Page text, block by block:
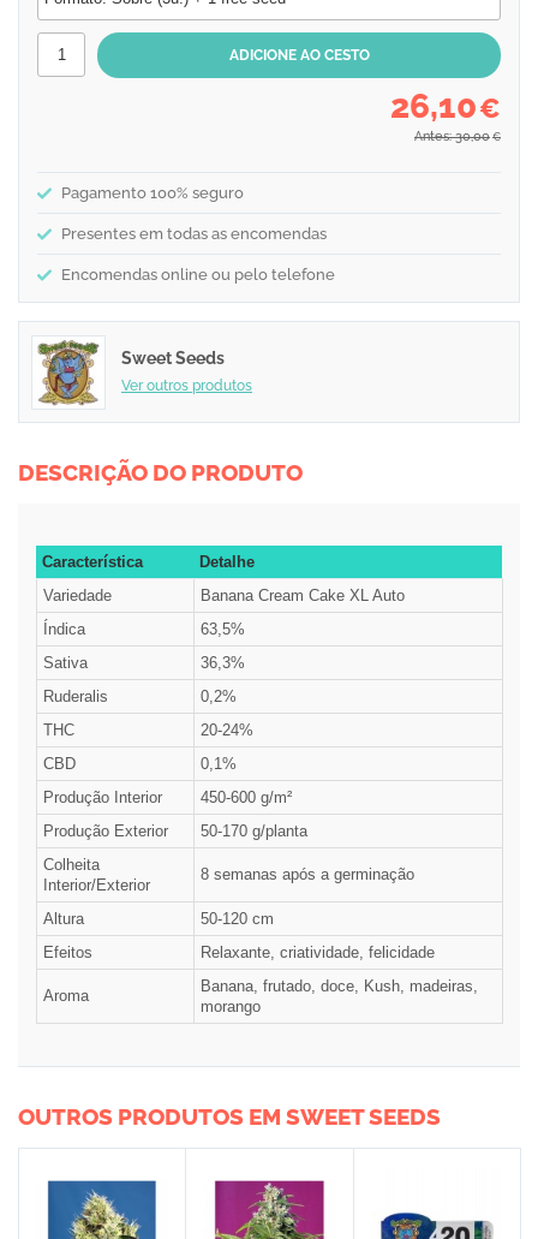
26,10€
Antes: 30,00 €
Pagamento 100% seguro
Presentes em todas as encomendas
Encomendas online ou pelo telefone
Sweet Seeds
Ver outros produtos
DESCRIÇÃO DO PRODUTO
Característica
Detalhe
Variedade
Banana Cream Cake XL Auto
Índica
63,5%
Sativa
36,3%
Ruderalis
0,2%
THC
20-24%
CBD
0,1%
Produção Interior
450-600 g/m²
Produção Exterior
50-170 g/planta
Colheita
Interior/Exterior
8 semanas após a germinação
Altura
50-120 cm
Efeitos
Relaxante, criatividade, felicidade
Aroma
Banana, frutado, doce, Kush, madeiras,
morango
OUTROS PRODUTOS EM SWEET SEEDS